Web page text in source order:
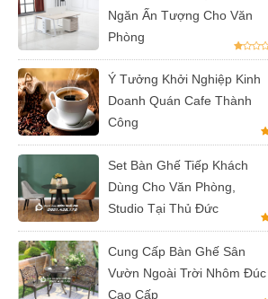
Ngăn Ấn Tượng Cho Văn
Phòng
Ý Tưởng Khởi Nghiệp Kinh
Doanh Quán Cafe Thành
Công
Set Bàn Ghế Tiếp Khách
Dùng Cho Văn Phòng,
Studio Tại Thủ Đức
Cung Cấp Bàn Ghế Sân
Vườn Ngoài Trời Nhôm Đúc
Cao Cấp